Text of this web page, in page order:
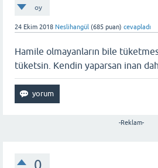
oy
24 Ekim 2018 Neslihangül (685 puan) cevapladı
Hamile olmayanların bile
tüketsin. Kendin yaparsan inan
-Reklam-
0